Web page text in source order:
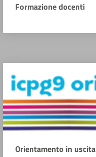
Formazione docenti
Orientamento in uscita